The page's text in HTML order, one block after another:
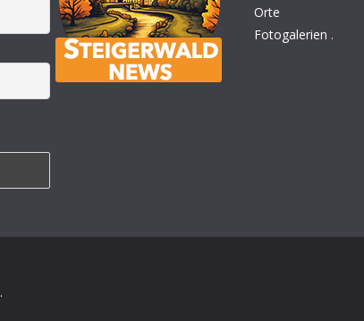
Orte
Fotogalerien .
.